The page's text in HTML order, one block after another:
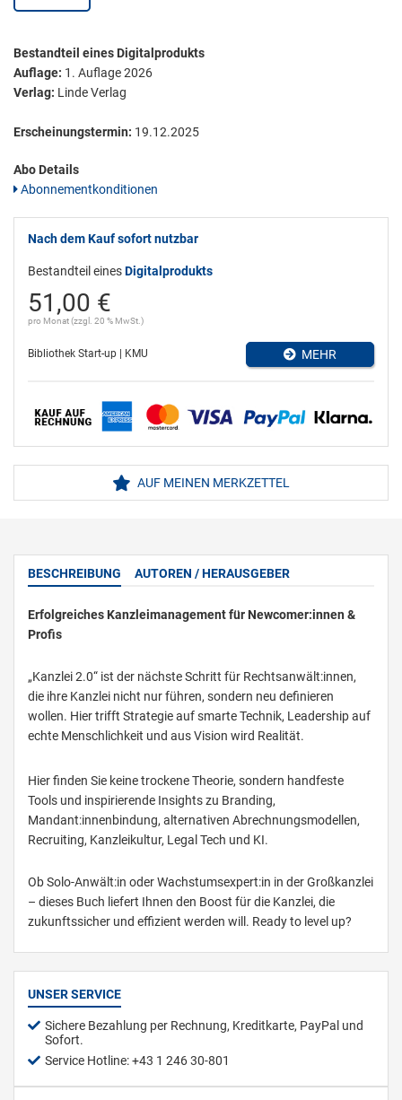
Bestandteil eines Digitalprodukts
Auflage: 1. Auflage 2026
Verlag: Linde Verlag
Erscheinungstermin: 19.12.2025
Abo Details
Abonnementkonditionen
Nach dem Kauf sofort nutzbar
Bestandteil einesDigitalprodukts
51,00 €
pro Monat (zzgl. 20 % MwSt.)
Bibliothek Start-up | KMU MEHR
AUF MEINEN MERKZETTEL
BESCHREIBUNG AUTOREN / HERAUSGEBER
Erfolgreiches Kanzleimanagement für Newcomer:innen &
Profis
„Kanzlei 2.0“ ist der nächste Schritt für Rechtsanwält:innen,
die ihre Kanzlei nicht nur führen, sondern neu definieren
wollen. Hier trifft Strategie auf smarte Technik, Leadership auf
echte Menschlichkeit und aus Vision wird Realität.
Hier finden Sie keine trockene Theorie, sondern handfeste
Tools und inspirierende Insights zu Branding,
Mandant:innenbindung, alternativen Abrechnungsmodellen,
Recruiting, Kanzleikultur, Legal Tech und KI.
Ob Solo-Anwält:in oder Wachstumsexpert:in in der Großkanzlei
– dieses Buch liefert Ihnen den Boost für die Kanzlei, die
zukunftssicher und effizient werden will. Ready to level up?
UNSER SERVICE
Sichere Bezahlung per Rechnung, Kreditkarte, PayPal und
Sofort.
Service Hotline: +43 1 246 30-801